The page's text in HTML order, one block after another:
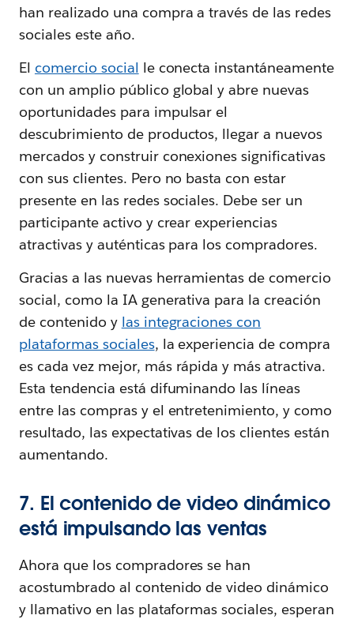
han realizado una compra a través de las redes
sociales este año.
El comercio social le conecta instantáneamente
con un amplio público global y abre nuevas
oportunidades para impulsar el
descubrimiento de productos, llegar a nuevos
mercados y construir conexiones significativas
con sus clientes. Pero no basta con estar
presente en las redes sociales. Debe ser un
participante activo y crear experiencias
atractivas y auténticas para los compradores.
Gracias a las nuevas herramientas de comercio
social, como la IA generativa para la creación
de contenido y las integraciones con
plataformas sociales, la experiencia de compra
es cada vez mejor, más rápida y más atractiva.
Esta tendencia está difuminando las líneas
entre las compras y el entretenimiento, y como
resultado, las expectativas de los clientes están
aumentando.
7. El contenido de video dinámico
está impulsando las ventas
Ahora que los compradores se han
acostumbrado al contenido de video dinámico
y llamativo en las plataformas sociales, esperan